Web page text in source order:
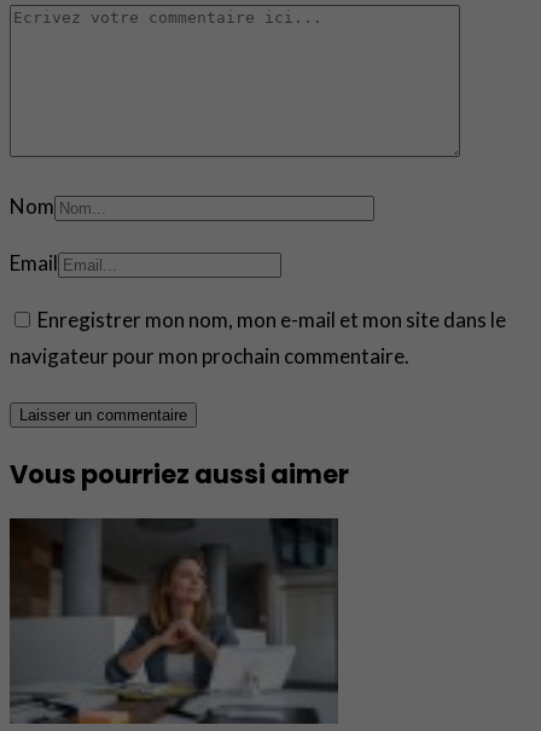
Nom
Email
Enregistrer mon nom, mon e-mail et mon site dans le
navigateur pour mon prochain commentaire.
Vous pourriez aussi aimer